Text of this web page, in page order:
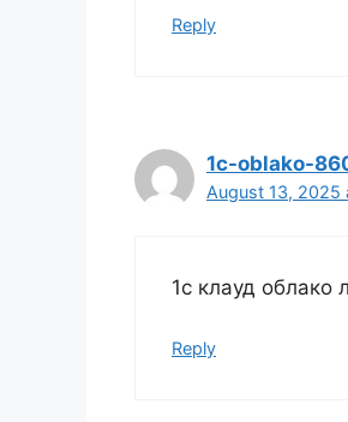
Reply
1c-oblako-
August 13, 2025
1с клауд облако
Reply